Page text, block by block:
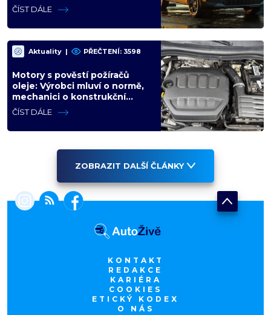
měsíčně, nejdražší na
trojnásobek
ČÍST DÁLE
Aktuality | PŘEČTENÍ: 3598
Motory s pověstí požíračů
oleje: Výrobci mluví o normě,
mechanici o konstrukční
chybě. Máte jeden z nich?
ČÍST DÁLE
ZOBRAZIT DALŠÍ ČLÁNKY
KONTAKT
REDAKCE
KARIÉRA
COOKIES
ETICKÝ KODEX
O NÁS